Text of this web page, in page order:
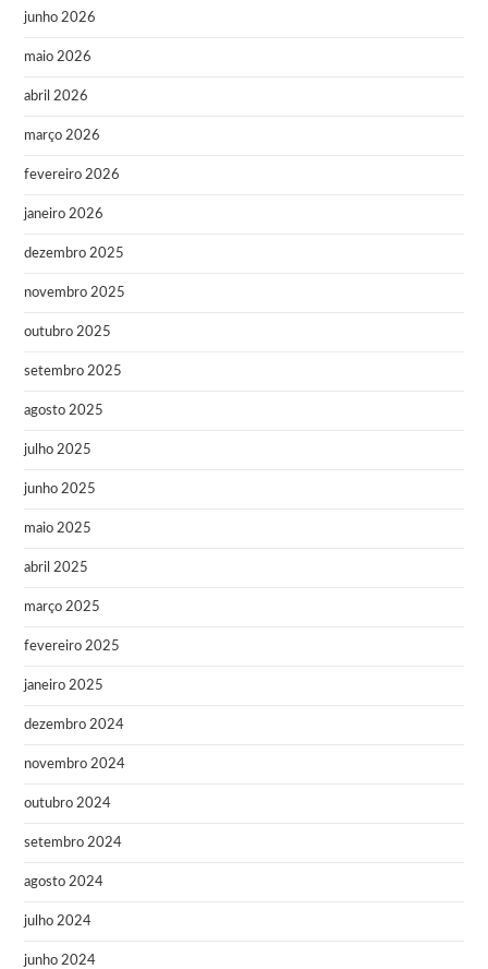
junho 2026
maio 2026
abril 2026
março 2026
fevereiro 2026
janeiro 2026
dezembro 2025
novembro 2025
outubro 2025
setembro 2025
agosto 2025
julho 2025
junho 2025
maio 2025
abril 2025
março 2025
fevereiro 2025
janeiro 2025
dezembro 2024
novembro 2024
outubro 2024
setembro 2024
agosto 2024
julho 2024
junho 2024